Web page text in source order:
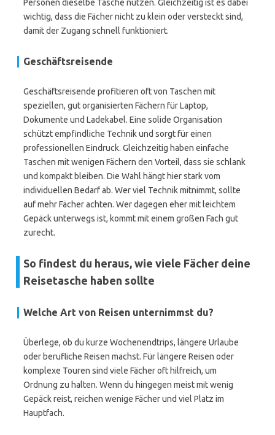
Personen dieselbe Tasche nutzen. Gleichzeitig ist es dabei
wichtig, dass die Fächer nicht zu klein oder versteckt sind,
damit der Zugang schnell funktioniert.
Geschäftsreisende
Geschäftsreisende profitieren oft von Taschen mit
speziellen, gut organisierten Fächern für Laptop,
Dokumente und Ladekabel. Eine solide Organisation
schützt empfindliche Technik und sorgt für einen
professionellen Eindruck. Gleichzeitig haben einfache
Taschen mit wenigen Fächern den Vorteil, dass sie schlank
und kompakt bleiben. Die Wahl hängt hier stark vom
individuellen Bedarf ab. Wer viel Technik mitnimmt, sollte
auf mehr Fächer achten. Wer dagegen eher mit leichtem
Gepäck unterwegs ist, kommt mit einem großen Fach gut
zurecht.
So findest du heraus, wie viele Fächer deine
Reisetasche haben sollte
Welche Art von Reisen unternimmst du?
Überlege, ob du kurze Wochenendtrips, längere Urlaube
oder berufliche Reisen machst. Für längere Reisen oder
komplexe Touren sind viele Fächer oft hilfreich, um
Ordnung zu halten. Wenn du hingegen meist mit wenig
Gepäck reist, reichen wenige Fächer und viel Platz im
Hauptfach.